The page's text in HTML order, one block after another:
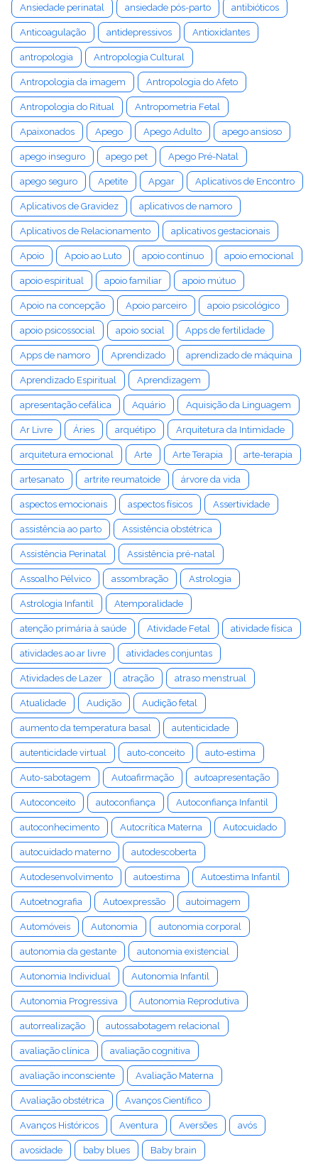
Ansiedade perinatal ansiedade pós-parto antibióticos
Anticoagulação antidepressivos Antioxidantes
antropologia Antropologia Cultural
Antropologia da imagem Antropologia do Afeto
Antropologia do Ritual Antropometria Fetal
Apaixonados Apego Apego Adulto apego ansioso
apego inseguro apego pet Apego Pré-Natal
apego seguro Apetite Apgar Aplicativos de Encontro
Aplicativos de Gravidez aplicativos de namoro
Aplicativos de Relacionamento aplicativos gestacionais
Apoio Apoio ao Luto apoio contínuo apoio emocional
apoio espiritual apoio familiar apoio mútuo
Apoio na concepção Apoio parceiro apoio psicológico
apoio psicossocial apoio social Apps de fertilidade
Apps de namoro Aprendizado aprendizado de máquina
Aprendizado Espiritual Aprendizagem
apresentação cefálica Aquário Aquisição da Linguagem
Ar Livre Áries arquétipo Arquitetura da Intimidade
arquitetura emocional Arte Arte Terapia arte-terapia
artesanato artrite reumatoide árvore da vida
aspectos emocionais aspectos físicos Assertividade
assistência ao parto Assistência obstétrica
Assistência Perinatal Assistência pré-natal
Assoalho Pélvico assombração Astrologia
Astrologia Infantil Atemporalidade
atenção primária à saúde Atividade Fetal atividade física
atividades ao ar livre atividades conjuntas
Atividades de Lazer atração atraso menstrual
Atualidade Audição Audição fetal
aumento da temperatura basal autenticidade
autenticidade virtual auto-conceito auto-estima
Auto-sabotagem Autoafirmação autoapresentação
Autoconceito autoconfiança Autoconfiança Infantil
autoconhecimento Autocrítica Materna Autocuidado
autocuidado materno autodescoberta
Autodesenvolvimento autoestima Autoestima Infantil
Autoetnografia Autoexpressão autoimagem
Automóveis Autonomia autonomia corporal
autonomia da gestante autonomia existencial
Autonomia Individual Autonomia Infantil
Autonomia Progressiva Autonomia Reprodutiva
autorrealização autossabotagem relacional
avaliação clínica avaliação cognitiva
avaliação inconsciente Avaliação Materna
Avaliação obstétrica Avanços Científico
Avanços Históricos Aventura Aversões avós
avosidade baby blues Baby brain